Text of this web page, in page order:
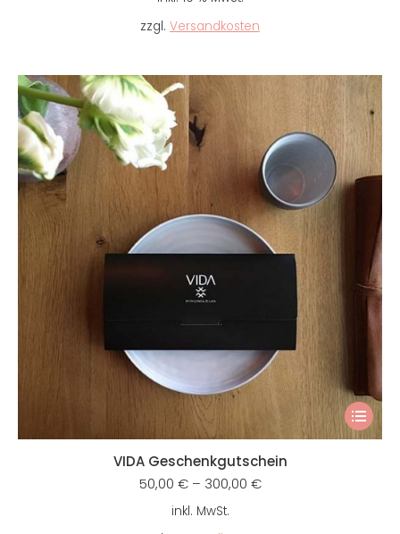
war:
19,90 €14,90 €.
zzgl. Versandkosten
Dieses
Produkt
VIDA Geschenkgutschein
50,00 €– 300,00 €
inkl. MwSt.